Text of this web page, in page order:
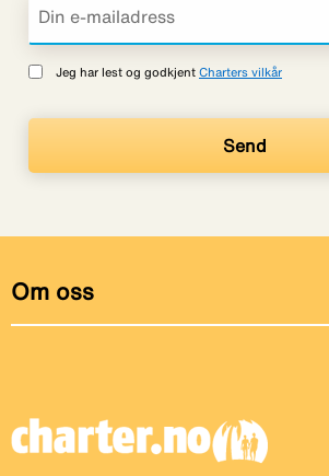
Jeg har lest og godkjent Charters vilkår
Om oss